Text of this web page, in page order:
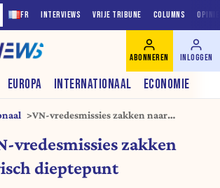
FR INTERVIEWS VRIJE TRIBUNE COLUMNS
EUROPA INTERNATIONAAL ECONOMIE
ABONNEREN INLOGGEN
VN-vredesmissies zakken naar
vredesmissies zakken
dieptepunt